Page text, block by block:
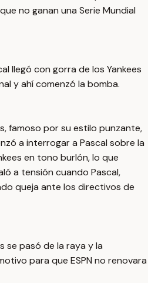
no ganan una Serie Mundial
llegó con gorra de los Yankees
y ahí comenzó la bomba.
famoso por su estilo punzante,
a interrogar a Pascal sobre la
en tono burlón, lo que
a tensión cuando Pascal,
queja ante los directivos de
se pasó de la raya y la
para que ESPN no renovara